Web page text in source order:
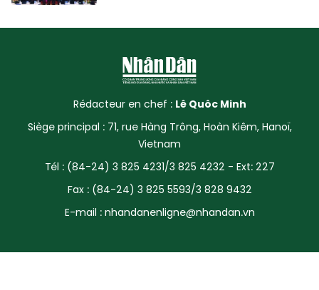
Rédacteur en chef : Lê Quôc Minh
Siège principal : 71, rue Hàng Trông, Hoàn Kiêm, Hanoï,
Vietnam
Tél : (84-24) 3 825 4231/3 825 4232 - Ext: 227
Fax : (84-24) 3 825 5593/3 828 9432
E-mail : nhandanenligne@nhandan.vn